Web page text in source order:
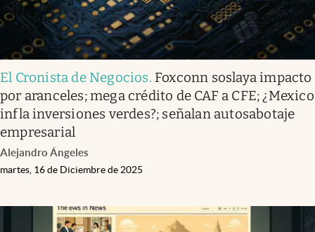
El Cronista de Negocios. Foxconn soslaya impacto
por aranceles; mega crédito de CAF a CFE; ¿Mexico
infla inversiones verdes?; señalan autosabotaje
empresarial
Alejandro Ángeles
martes, 16 de Diciembre de 2025